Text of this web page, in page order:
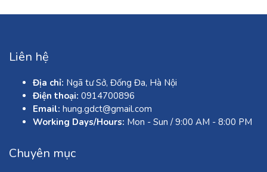
Liên hệ
Địa chỉ: Ngã tư Sở, Đống Đa, Hà Nội
Điện thoại: 0914700896
Email: hung.gdct@gmail.com
Working Days/Hours: Mon - Sun / 9:00 AM - 8:00 PM
Chuyên mục